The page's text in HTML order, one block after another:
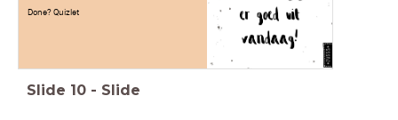
Done? Quizlet
Slide 10 - Slide